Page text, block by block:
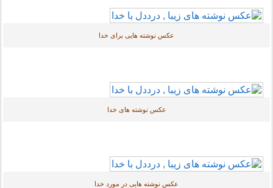
عکس نوشته هایی برای خدا
عکس نوشته های خدا
عکس نوشته هایی در مورد خدا